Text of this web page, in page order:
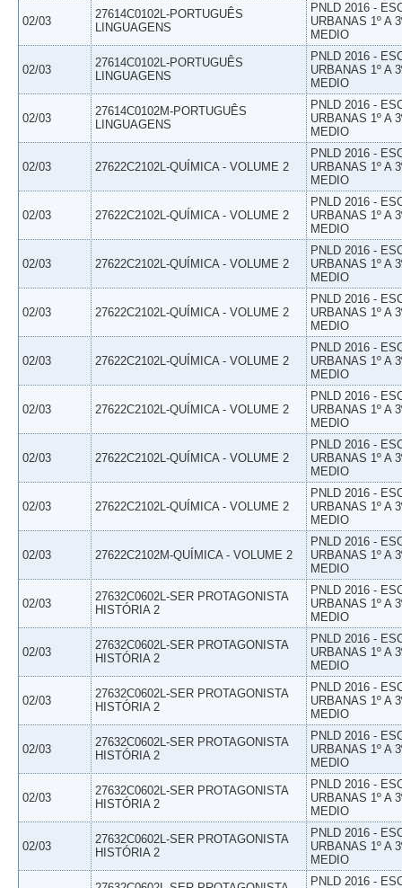
02/03
27614C0102L-PORTUGUÊS
LINGUAGENS
PNLD 2016 -
URBANAS 1º A
MEDIO
02/03
27614C0102L-PORTUGUÊS
LINGUAGENS
PNLD 2016 -
URBANAS 1º A
MEDIO
02/03
27614C0102M-PORTUGUÊS
LINGUAGENS
PNLD 2016 -
URBANAS 1º A
MEDIO
02/03 27622C2102L-QUÍMICA - VOLUME 2
PNLD 2016 -
URBANAS 1º A
MEDIO
02/03 27622C2102L-QUÍMICA - VOLUME 2
PNLD 2016 -
URBANAS 1º A
MEDIO
02/03 27622C2102L-QUÍMICA - VOLUME 2
PNLD 2016 -
URBANAS 1º A
MEDIO
02/03 27622C2102L-QUÍMICA - VOLUME 2
PNLD 2016 -
URBANAS 1º A
MEDIO
02/03 27622C2102L-QUÍMICA - VOLUME 2
PNLD 2016 -
URBANAS 1º A
MEDIO
02/03 27622C2102L-QUÍMICA - VOLUME 2
PNLD 2016 -
URBANAS 1º A
MEDIO
02/03 27622C2102L-QUÍMICA - VOLUME 2
PNLD 2016 -
URBANAS 1º A
MEDIO
02/03 27622C2102L-QUÍMICA - VOLUME 2
PNLD 2016 -
URBANAS 1º A
MEDIO
02/03 27622C2102M-QUÍMICA - VOLUME 2
PNLD 2016 -
URBANAS 1º A
MEDIO
02/03
27632C0602L-SER PROTAGONISTA
HISTÓRIA 2
PNLD 2016 -
URBANAS 1º A
MEDIO
02/03
27632C0602L-SER PROTAGONISTA
HISTÓRIA 2
PNLD 2016 -
URBANAS 1º A
MEDIO
02/03
27632C0602L-SER PROTAGONISTA
HISTÓRIA 2
PNLD 2016 -
URBANAS 1º A
MEDIO
02/03
27632C0602L-SER PROTAGONISTA
HISTÓRIA 2
PNLD 2016 -
URBANAS 1º A
MEDIO
02/03
27632C0602L-SER PROTAGONISTA
HISTÓRIA 2
PNLD 2016 -
URBANAS 1º A
MEDIO
02/03
27632C0602L-SER PROTAGONISTA
HISTÓRIA 2
PNLD 2016 -
URBANAS 1º A
MEDIO
PNLD 2016 -